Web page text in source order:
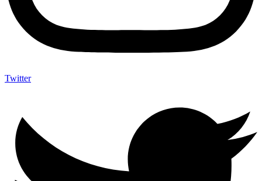
Twitter